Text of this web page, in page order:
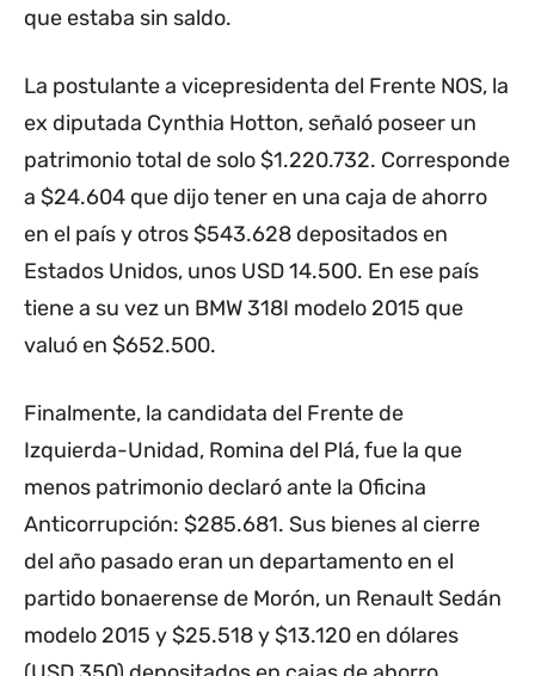
que estaba sin saldo.
La postulante a vicepresidenta del Frente NOS, la
ex diputada Cynthia Hotton, señaló poseer un
patrimonio total de solo $1.220.732. Corresponde
a $24.604 que dijo tener en una caja de ahorro
en el país y otros $543.628 depositados en
Estados Unidos, unos USD 14.500. En ese país
tiene a su vez un BMW 318I modelo 2015 que
valuó en $652.500.
Finalmente, la candidata del Frente de
Izquierda-Unidad, Romina del Plá, fue la que
menos patrimonio declaró ante la Oficina
Anticorrupción: $285.681. Sus bienes al cierre
del año pasado eran un departamento en el
partido bonaerense de Morón, un Renault Sedán
modelo 2015 y $25.518 y $13.120 en dólares